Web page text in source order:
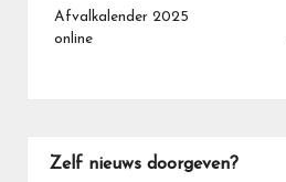
navigatie
Afvalkalender 2025
online
Zelf nieuws doorgeven?